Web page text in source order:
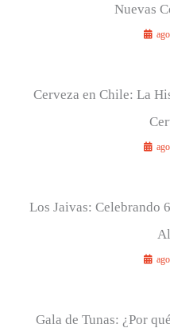
Nuevas
Cerveza en Chile: La
Los Jaivas: Celebrando
Gala de Tunas: ¿Por